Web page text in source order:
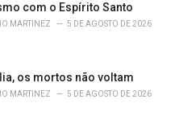
com o Espírito Santo
MARTINEZ 5 DE AGOSTO DE 2026
os mortos não voltam
MARTINEZ 5 DE AGOSTO DE 2026